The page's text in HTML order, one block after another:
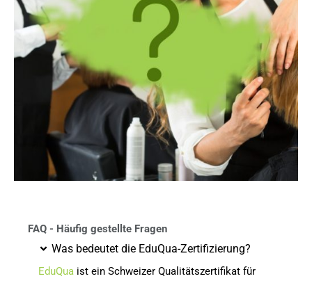
FAQ - Häufig gestellte Fragen
Was bedeutet die EduQua-Zertifizierung?
EduQua ist ein Schweizer Qualitätszertifikat für